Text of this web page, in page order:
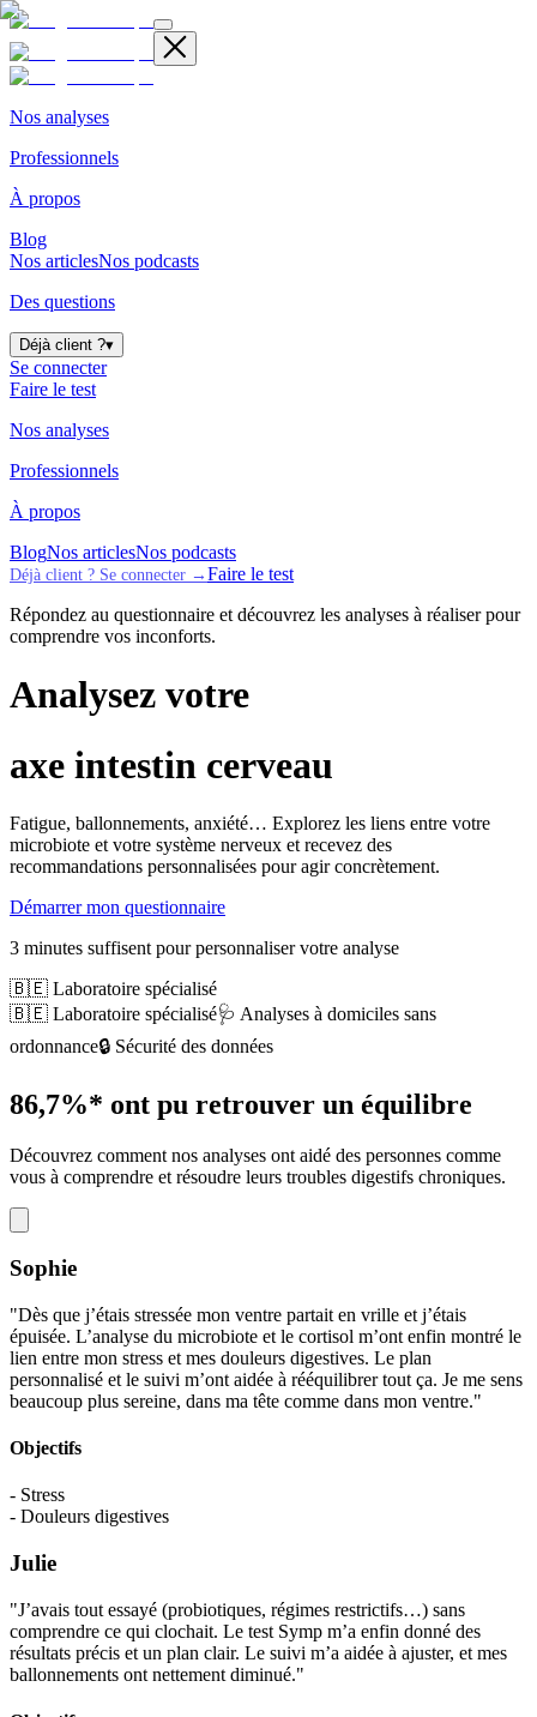
Nos analyses
Professionnels
À propos
Blog
Nos articlesNos podcasts
Des questions
Déjà client ?▾
Se connecter
Faire le test
Nos analyses
Professionnels
À propos
BlogNos articlesNos podcasts
Déjà client ? Se connecter → Faire le test
Répondez au questionnaire et découvrez les analyses à réaliser pour
comprendre vos inconforts.
Analysez votre
axe intestin cerveau
Fatigue, ballonnements, anxiété… Explorez les liens entre votre
microbiote et votre système nerveux et recevez des
recommandations personnalisées pour agir concrètement.
Démarrer mon questionnaire
3 minutes suffisent pour personnaliser votre analyse
🇧🇪 Laboratoire spécialisé
🇧🇪 Laboratoire spécialisé🩺 Analyses à domiciles sans
ordonnance🔒 Sécurité des données
86,7%* ont pu retrouver un équilibre
Découvrez comment nos analyses ont aidé des personnes comme
vous à comprendre et résoudre leurs troubles digestifs chroniques.
Sophie
"Dès que j’étais stressée mon ventre partait en vrille et j’étais
épuisée. L’analyse du microbiote et le cortisol m’ont enfin montré le
lien entre mon stress et mes douleurs digestives. Le plan
personnalisé et le suivi m’ont aidée à rééquilibrer tout ça. Je me sens
beaucoup plus sereine, dans ma tête comme dans mon ventre."
Objectifs
- Stress
- Douleurs digestives
Julie
"J’avais tout essayé (probiotiques, régimes restrictifs…) sans
comprendre ce qui clochait. Le test Symp m’a enfin donné des
résultats précis et un plan clair. Le suivi m’a aidée à ajuster, et mes
ballonnements ont nettement diminué."